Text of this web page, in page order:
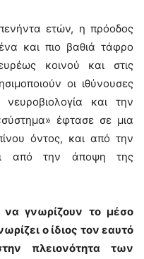
ετών, η πρόοδος
και πιο βαθιά τάφρο
κοινού και στις
οι ιθύνουσες
και την
έφτασε σε μια
όντος, και από την
από την άποψη της
να γνωρίζουν το μέσο
ο ίδιος τον εαυτό
πλειονότητα των